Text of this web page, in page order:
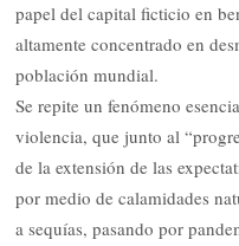
papel del capital ficticio en
altamente concentrado en
población mundial.
Se repite un fenómeno
violencia, que junto al
de la extensión de las
por medio de calamidades
a sequías, pasando por